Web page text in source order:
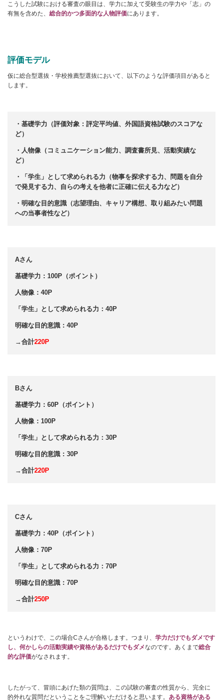
こうした試験における審査の眼目は、学力に加えて受験生の学力や「志」の
有無を含めた、 総合的かつ多面的な人物評価にあります。
評価モデル
仮に総合型選抜・学校推薦型選抜において、以下のような評価項目があると
します。
・基礎学力（評価対象：評定平均値、外国語資格試験のスコアな
ど）
・人物像（コミュニケーション能力、調査書所見、活動実績な
ど）
・「学生」として求められる力（物事を探求する力、問題を自分
で発見する力、自らの考えを他者に正確に伝える力など）
・明確な目的意識（志望理由、キャリア構想、取り組みたい問題
への当事者性など）
Aさん
基礎学力：100P（ポイント）
人物像：40P
「学生」として求められる力：40P
明確な目的意識：40P
→合計220P
Bさん
基礎学力：60P（ポイント）
人物像：100P
「学生」として求められる力：30P
明確な目的意識：30P
→合計220P
Cさん
基礎学力：40P（ポイント）
人物像：70P
「学生」として求められる力：70P
明確な目的意識：70P
→合計250P
というわけで、この場合Cさんが合格します。つまり、 学力だけでもダメです
し、何かしらの活動実績や資格があるだけでもダメなのです。あくまで総合
的な評価がなされます。
したがって、冒頭にあげた類の質問は、この試験の審査の性質から、完全に
的外れな質問だということをご理解いただけると思います。 ある資格がある